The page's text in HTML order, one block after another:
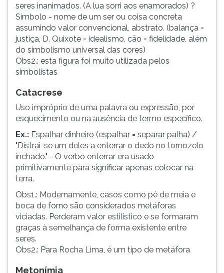
seres inanimados. (A lua sorri aos enamorados) ?
Símbolo - nome de um ser ou coisa concreta
assumindo valor convencional, abstrato. (balança =
justiça, D. Quixote = idealismo, cão = fidelidade, além
do simbolismo universal das cores)
Obs2.: esta figura foi muito utilizada pelos
simbolistas
Catacrese
Uso impróprio de uma palavra ou expressão, por
esquecimento ou na ausência de termo específico.
Ex.: Espalhar dinheiro (espalhar = separar palha) /
"Distrai-se um deles a enterrar o dedo no tornozelo
inchado." - O verbo enterrar era usado
primitivamente para significar apenas colocar na
terra.
Obs1.: Modernamente, casos como pé de meia e
boca de forno são considerados metáforas
viciadas. Perderam valor estilístico e se formaram
graças à semelhança de forma existente entre
seres.
Obs2.: Para Rocha Lima, é um tipo de metáfora
Metonímia